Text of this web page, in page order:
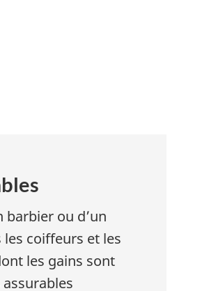
barbier ou d’un
coiffeurs et les
les gains sont